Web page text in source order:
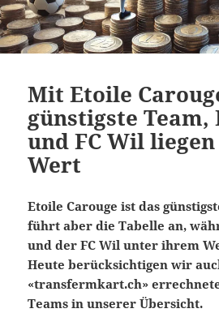
Mit Etoile
günstigste Team,
und FC Wil
Wert
Etoile Carouge ist das
führt aber die Tabelle an,
und der FC Wil unter ihrem
Heute berücksichtigen wir
«transfermkart.ch»
Teams in unserer Übersicht.